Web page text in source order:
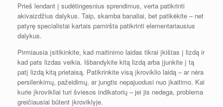
Prieš lendant į sudėtingesnius sprendimus, verta patikrinti
akivaizdžius dalykus. Taip, skamba banaliai, bet patikėkite – net
patyrę specialistai kartais pamiršta patikrinti elementariausius
dalykus.
Pirmiausia įsitikinkite, kad maitinimo laidas tikrai įkištas į lizdą ir
kad pats lizdas veikia. Išbandykite kitą lizdą arba įjunkite į tą
patį lizdą kitą prietaisą. Patikrinkite visą įkroviklio laidą – ar nėra
persilenkimų, pažeidimų, ar jungtis nepajuodusi nuo įkaitimo. Kai
kurie įkrovikliai turi šviesos indikatorių – jei jis nedega, problema
greičiausiai būtent įkroviklyje.